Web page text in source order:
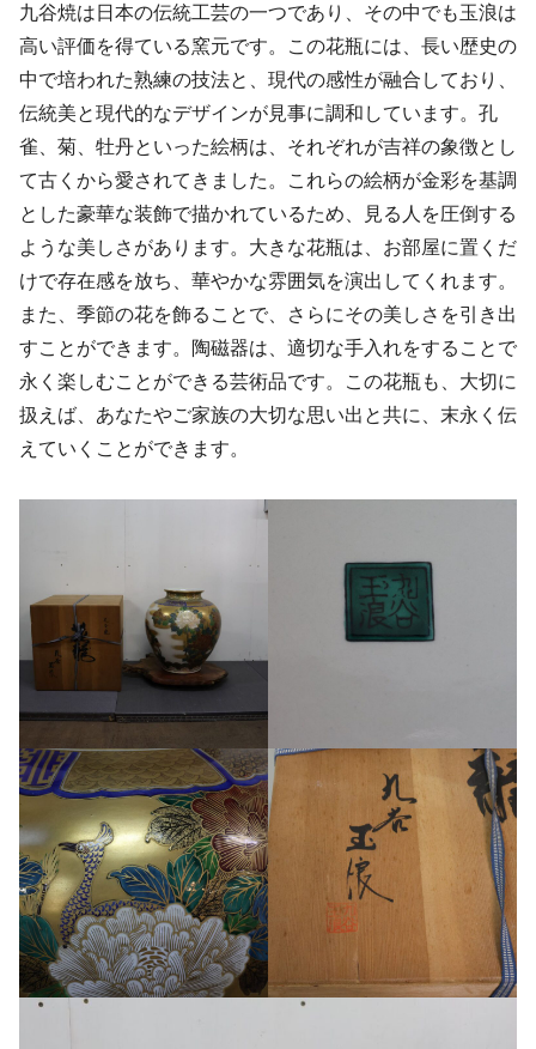
九谷焼は日本の伝統工芸の一つであり、その中でも玉浪は
高い評価を得ている窯元です。この花瓶には、長い歴史の
中で培われた熟練の技法と、現代の感性が融合しており、
伝統美と現代的なデザインが見事に調和しています。孔
雀、菊、牡丹といった絵柄は、それぞれが吉祥の象徴とし
て古くから愛されてきました。これらの絵柄が金彩を基調
とした豪華な装飾で描かれているため、見る人を圧倒する
ような美しさがあります。大きな花瓶は、お部屋に置くだ
けで存在感を放ち、華やかな雰囲気を演出してくれます。
また、季節の花を飾ることで、さらにその美しさを引き出
すことができます。陶磁器は、適切な手入れをすることで
永く楽しむことができる芸術品です。この花瓶も、大切に
扱えば、あなたやご家族の大切な思い出と共に、末永く伝
えていくことができます。